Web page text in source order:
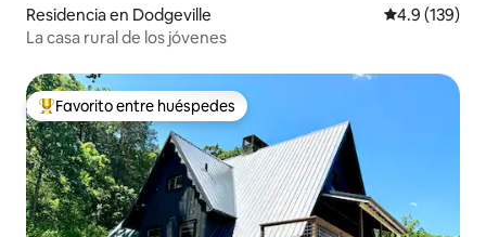
Residencia en Dodgeville Calificación
4.9 (139)
La casa rural de los jóvenes
De los mejores en Favorito entre huéspedes
Favorito entre huéspedes